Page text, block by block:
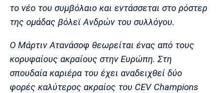
Μάντσεστερ
Γιουνάιτεντ
Τσέλσι Άρσεναλ
Λίβερπουλ
Μάντσεστερ
Σίτι
Γιουβέντους
το νέο του συμβόλαιο και εντάσσεται στο ρόστερ
της ομάδας βόλεϊ Ανδρών του συλλόγου.
Ο Μάρτιν Ατανάσοφ θεωρείται ένας από τους
κορυφαίους ακραίους στην Ευρώπη. Στη
σπουδαία καριέρα του έχει αναδειχθεί δύο
φορές καλύτερος ακραίος του CEV Champions